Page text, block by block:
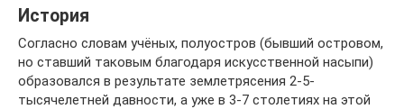
История
Согласно словам учёных, полуостров (бывший островом,
но ставший таковым благодаря искусственной насыпи)
образовался в результате землетрясения 2-5-
тысячелетней давности, а уже в 3-7 столетиях на этой